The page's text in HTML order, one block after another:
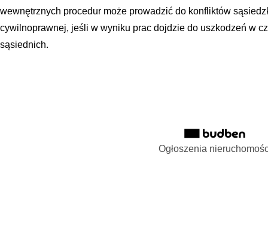
wewnętrznych procedur może prowadzić do konfliktów
cywilnoprawnej, jeśli w wyniku prac dojdzie do uszkodzeń w
sąsiednich.
Ogłoszenia